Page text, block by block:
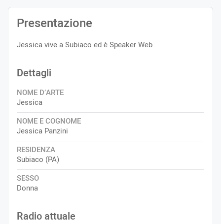
Presentazione
Jessica vive a Subiaco ed è Speaker Web
Dettagli
NOME D’ARTE
Jessica
NOME E COGNOME
Jessica Panzini
RESIDENZA
Subiaco (PA)
SESSO
Donna
Radio attuale